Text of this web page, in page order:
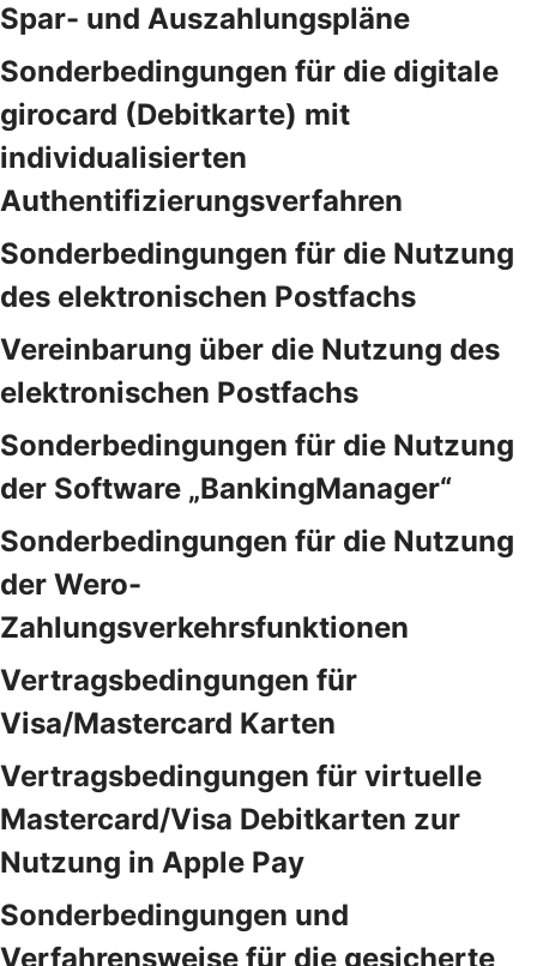
Spar- und Auszahlungspläne
Sonderbedingungen für die digitale
girocard (Debitkarte) mit
individualisierten
Authentifizierungsverfahren
Sonderbedingungen für die Nutzung
des elektronischen Postfachs
Vereinbarung über die Nutzung des
elektronischen Postfachs
Sonderbedingungen für die Nutzung
der Software „BankingManager“
Sonderbedingungen für die Nutzung
der Wero-
Zahlungsverkehrsfunktionen
Vertragsbedingungen für
Visa/Mastercard Karten
Vertragsbedingungen für virtuelle
Mastercard/Visa Debitkarten zur
Nutzung in Apple Pay
Sonderbedingungen und
Verfahrensweise für die gesicherte